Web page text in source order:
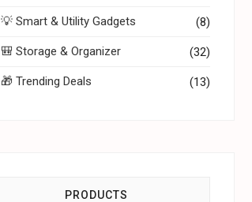
💡 Smart & Utility Gadgets (8)
🎒 Storage & Organizer (32)
🎁 Trending Deals (13)
PRODUCTS